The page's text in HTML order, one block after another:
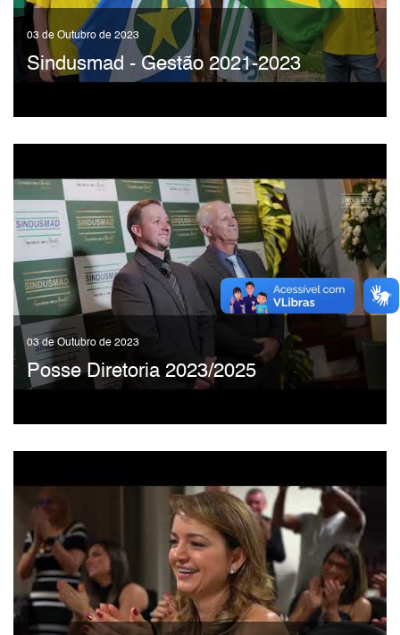
03 de Outubro de 2023
Sindusmad - Gestão 2021-2023
03 de Outubro de 2023
Posse Diretoria 2023/2025